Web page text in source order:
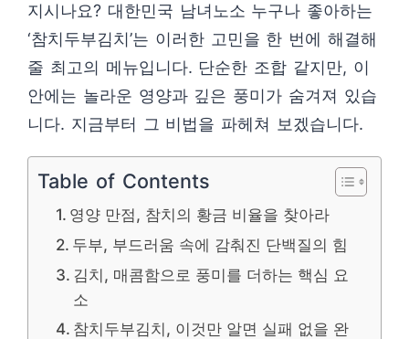
지시나요? 대한민국 남녀노소 누구나 좋아하는
‘참치두부김치’는 이러한 고민을 한 번에 해결해
줄 최고의 메뉴입니다. 단순한 조합 같지만, 이
안에는 놀라운 영양과 깊은 풍미가 숨겨져 있습
니다. 지금부터 그 비법을 파헤쳐 보겠습니다.
Table of Contents
영양 만점, 참치의 황금 비율을 찾아라
두부, 부드러움 속에 감춰진 단백질의 힘
김치, 매콤함으로 풍미를 더하는 핵심 요
소
참치두부김치, 이것만 알면 실패 없을 완